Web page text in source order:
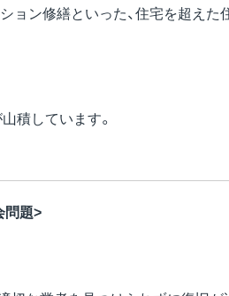
ョン修繕といった、住宅を超え
積しています。
問題>